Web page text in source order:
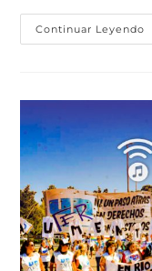
Continuar Leyendo